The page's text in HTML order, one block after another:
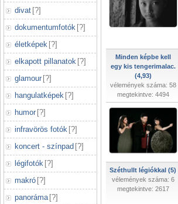
divat [?]
dokumentumfotók [?]
életképek [?]
elkapott pillanatok [?]
glamour [?]
hangulatképek [?]
humor [?]
infravörös fotók [?]
koncert - színpad [?]
légifotók [?]
makró [?]
panoráma [?]
Minden képbe kell
egy kis tengerimalac.
(4,93)
vélemények száma: 58
megtekintve: 4494
Széthullt légiókkal (5)
vélemények száma: 6
megtekintve: 2617